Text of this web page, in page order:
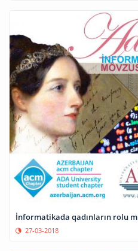
İnformatikada qadınların rolu
27-03-2018